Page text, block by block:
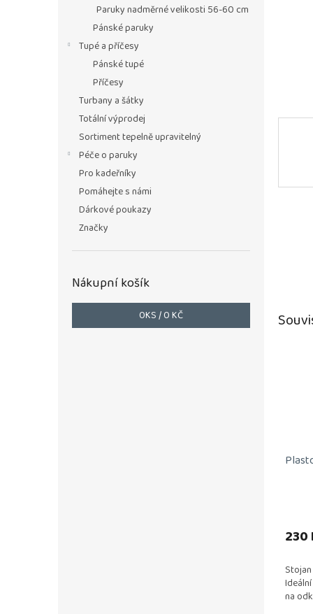
Paruky nadměrné velikosti 56-60 cm
Pánské paruky
Tupé a příčesy
Pánské tupé
Příčesy
Turbany a šátky
Totální výprodej
Sortiment tepelně upravitelný
Péče o paruky
Pro kadeřníky
Pomáhejte s námi
Dárkové poukazy
Značky
Nákupní košík
0KS /0 KČ
230
na